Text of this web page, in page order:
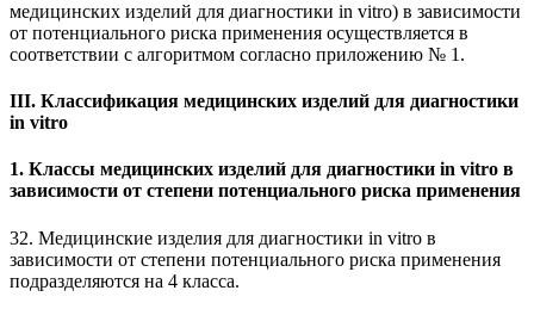
медицинских изделий для диагностики in vitro) в зависимости
от потенциального риска применения осуществляется в
соответствии с алгоритмом согласно приложению № 1.
III. Классификация медицинских изделий для диагностики
in vitro
1. Классы медицинских изделий для диагностики in vitro в
зависимости от степени потенциального риска применения
32. Медицинские изделия для диагностики in vitro в
зависимости от степени потенциального риска применения
подразделяются на 4 класса.